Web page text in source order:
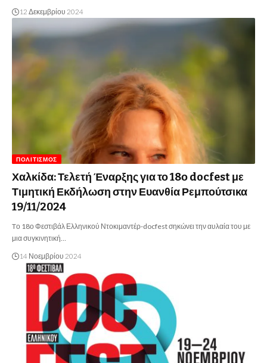
12 Δεκεμβρίου 2024
ΠΟΛΙΤΙΣΜΌΣ
Χαλκίδα: Τελετή Έναρξης για το 18ο docfest με
Τιμητική Εκδήλωση στην Ευανθία Ρεμπούτσικα
19/11/2024
Tο 18ο Φεστιβάλ Ελληνικού Ντοκιμαντέρ-docfest σηκώνει την αυλαία του με
μια συγκινητική…
14 Νοεμβρίου 2024